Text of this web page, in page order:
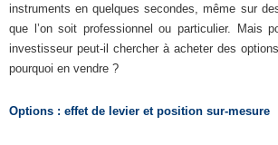
instruments en quelques secondes, même sur
que l’on soit professionnel ou particulier. Mais
investisseur peut-il chercher à acheter des
pourquoi en vendre ?
Options : effet de levier et position sur-mesure